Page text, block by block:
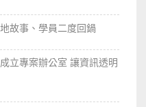
故事、學員二度回鍋
立專案辦公室 讓資訊透明